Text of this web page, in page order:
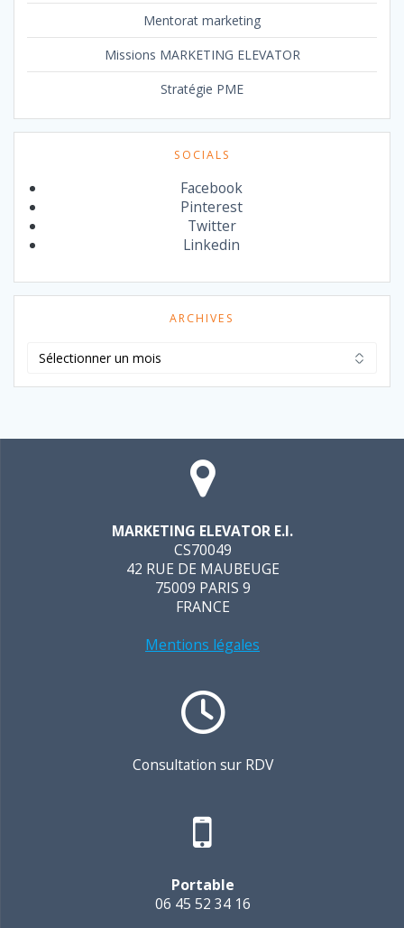
Mentorat marketing
Missions MARKETING ELEVATOR
Stratégie PME
SOCIALS
Facebook
Pinterest
Twitter
Linkedin
ARCHIVES
MARKETING ELEVATOR E.I.
CS70049
42 RUE DE MAUBEUGE
75009 PARIS 9
FRANCE
Mentions légales
Consultation sur RDV
Portable
06 45 52 34 16